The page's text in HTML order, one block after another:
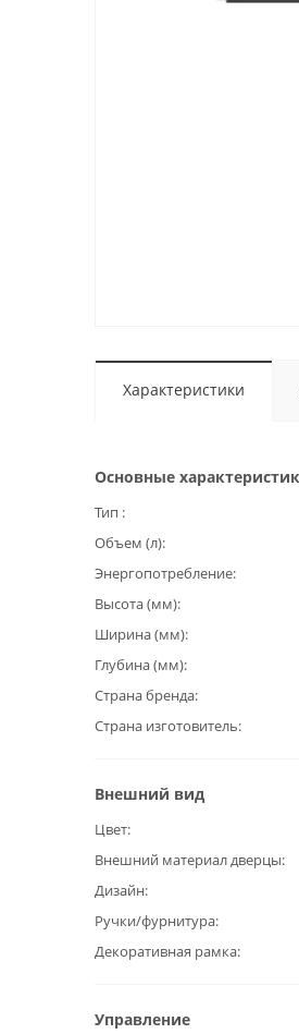
Характеристики
Основные
Тип
Объем (л)
Энергопотребление
Высота (мм)
Ширина (мм)
Глубина (мм)
Страна бренда
Страна изготовитель
Внешний вид
Цвет
Внешний материал дверцы
Дизайн
Ручки/фурнитура
Декоративная рамка
Управление